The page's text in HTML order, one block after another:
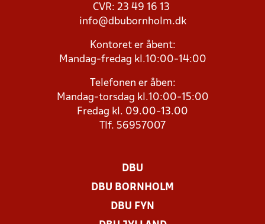
CVR: 23 49 16 13
info@dbubornholm.dk
Kontoret er åbent:
Mandag-fredag kl.10:00-14:00
Telefonen er åben:
Mandag-torsdag kl.10:00-15:00
Fredag kl. 09.00-13.00
Tlf. 56957007
DBU
DBU BORNHOLM
DBU FYN